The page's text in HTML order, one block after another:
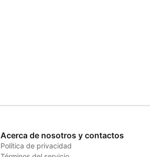
Acerca de nosotros y contactos
Política de privacidad